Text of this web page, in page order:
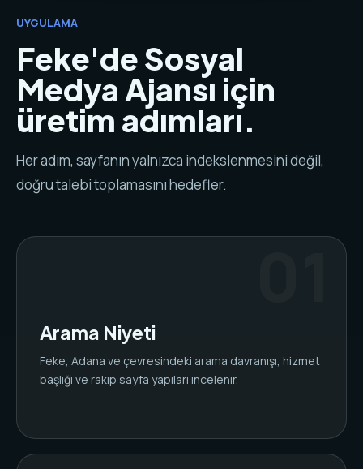
UYGULAMA
Feke'de Sosyal
Medya Ajansı için
üretim adımları.
Her adım, sayfanın yalnızca indekslenmesini değil,
doğru talebi toplamasını hedefler.
Arama Niyeti
Feke, Adana ve çevresindeki arama davranışı, hizmet
başlığı ve rakip sayfa yapıları incelenir.